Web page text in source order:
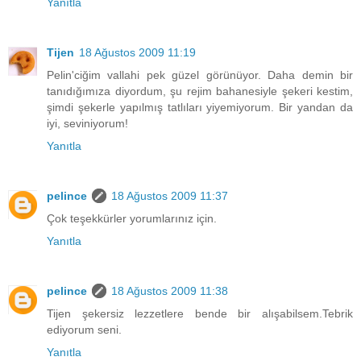
Tijen 18 Ağustos 2009 11:19
Pelin'ciğim vallahi pek güzel görünüyor. Daha demin bir
tanıdığımıza diyordum, şu rejim bahanesiyle şekeri kestim,
şimdi şekerle yapılmış tatlıları yiyemiyorum. Bir yandan da
iyi, seviniyorum!
Yanıtla
pelince
18 Ağustos 2009 11:37
Çok teşekkürler yorumlarınız için.
Yanıtla
pelince
18 Ağustos 2009 11:38
Tijen şekersiz lezzetlere bende bir alışabilsem.Tebrik
ediyorum seni.
Yanıtla